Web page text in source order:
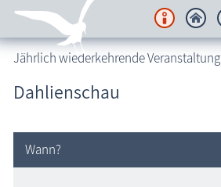
Unterkünfte
Regionales
Urlaubsorte
Jährlich wiederkehrende Veranstaltung
Dahlienschau
Wann?